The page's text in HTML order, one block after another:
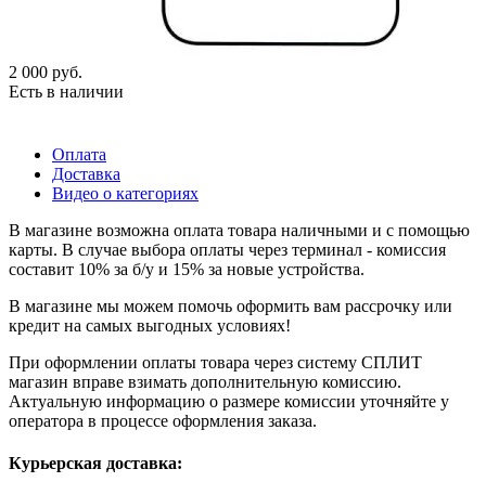
2 000 руб.
Есть в наличии
Оплата
Доставка
Видео о категориях
В магазине возможна оплата товара наличными и с помощью
карты. В случае выбора оплаты через терминал - комиссия
составит 10% за б/у и 15% за новые устройства.
В магазине мы можем помочь оформить вам рассрочку или
кредит на самых выгодных условиях!
При оформлении оплаты товара через систему СПЛИТ
магазин вправе взимать дополнительную комиссию.
Актуальную информацию о размере комиссии уточняйте у
оператора в процессе оформления заказа.
Курьерская доставка: